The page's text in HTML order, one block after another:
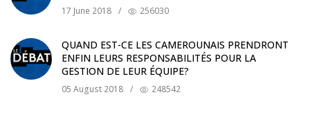
17 June 2018 / 256030
QUAND EST-CE LES CAMEROUNAIS PRENDRONT
ENFIN LEURS RESPONSABILITÉS POUR LA
GESTION DE LEUR ÉQUIPE?
05 August 2018 / 248542